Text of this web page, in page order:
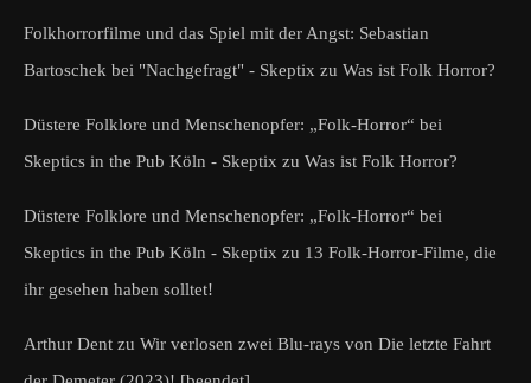
Folkhorrorfilme und das Spiel mit der Angst: Sebastian
Bartoschek bei "Nachgefragt" - Skeptix zu Was ist Folk Horror?
Düstere Folklore und Menschenopfer: „Folk-Horror“ bei
Skeptics in the Pub Köln - Skeptix zu Was ist Folk Horror?
Düstere Folklore und Menschenopfer: „Folk-Horror“ bei
Skeptics in the Pub Köln - Skeptix zu 13 Folk-Horror-Filme, die
ihr gesehen haben solltet!
Arthur Dent zu Wir verlosen zwei Blu-rays von Die letzte Fahrt